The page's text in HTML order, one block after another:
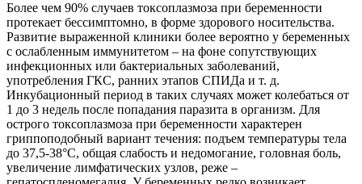
Более чем 90% случаев токсоплазмоза при беременности
протекает бессимптомно, в форме здорового носительства.
Развитие выраженной клиники более вероятно у беременных
с ослабленным иммунитетом – на фоне сопутствующих
инфекционных или бактериальных заболеваний,
употребления ГКС, ранних этапов СПИДа и т. д.
Инкубационный период в таких случаях может колебаться от
1 до 3 недель после попадания паразита в организм. Для
острого токсоплазмоза при беременности характерен
гриппоподобный вариант течения: подъем температуры тела
до 37,5-38°C, общая слабость и недомогание, головная боль,
увеличение лимфатических узлов, реже –